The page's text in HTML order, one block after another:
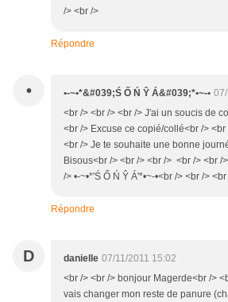
/> <br />
Répondre
• •-~•*&#039;Ś Ő Ń Ŷ Á&#039;*•~-•
<br /> <br /> <br /> J'ai un soucis de
<br /> Excuse ce copié/collé<br />
<br /> Je te souhaite une bonne
Bisous<br /> <br /> <br /> <br /> <br /
/> •-~•*'Ś Ő Ń Ŷ Á'*•~-•<br /> <br />
Répondre
D danielle 07/11/2011 15:02
<br /> <br /> bonjour Magerde<br />
vais changer mon reste de panure